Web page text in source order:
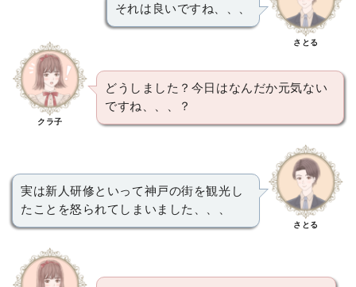
それは良いですね、、、
さとる
クラ子
どうしました？今日はなんだか元気ない
ですね、、、？
実は新人研修といって神戸の街を観光し
たことを怒られてしまいました、、、
さとる